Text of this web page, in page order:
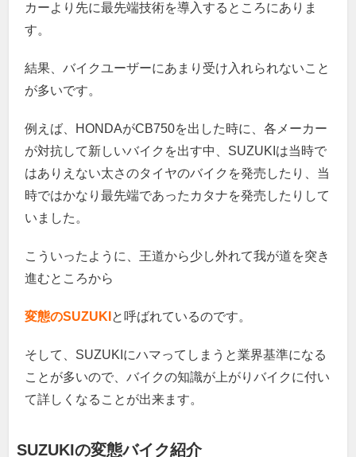
カーより先に最先端技術を導入するところにありま
す。
結果、バイクユーザーにあまり受け入れられないこと
が多いです。
例えば、HONDAがCB750を出した時に、各メーカー
が対抗して新しいバイクを出す中、SUZUKIは当時で
はありえない太さのタイヤのバイクを発売したり、当
時ではかなり最先端であったカタナを発売したりして
いました。
こういったように、王道から少し外れて我が道を突き
進むところから
変態のSUZUKI と呼ばれているのです。
そして、SUZUKIにハマってしまうと業界基準になる
ことが多いので、バイクの知識が上がりバイクに付い
て詳しくなることが出来ます。
SUZUKIの変態バイク紹介